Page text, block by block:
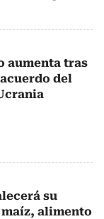
aumenta tras
del
su
alimento